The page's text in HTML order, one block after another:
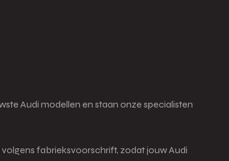
Audi modellen en staan onze specialisten
fabrieksvoorschrift, zodat jouw Audi